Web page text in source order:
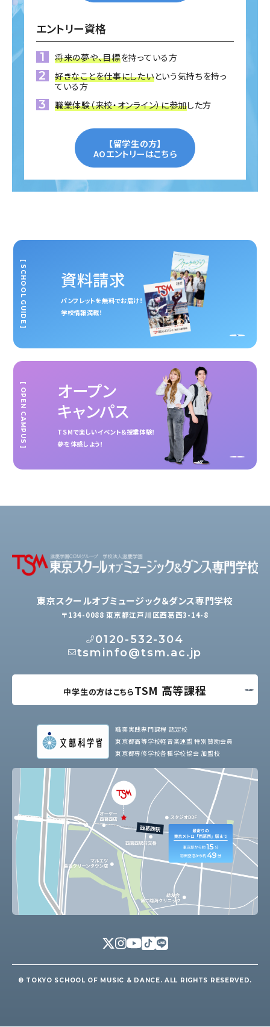
エントリー資格
将来の夢や、目標を持っている方
好きなことを仕事にしたいという気持ちを持っ
ている方
職業体験（来校・オンライン）に参加した方
【留学生の方】
AOエントリーはこちら
資料請求
パンフレットを無料でお届け！
学校情報満載！
[ SCHOOL GUIDE ]
オープン
キャンパス
TSMで楽しいイベント＆授業体験！
夢を体感しよう！
[ OPEN CAMPUS ]
東京スクールオブミュージック＆ダンス専門学校
〒134-0088 東京都江戸川区西葛西3-14-8
0120-532-304
tsminfo@tsm.ac.jp
中学生の方はこちらTSM 高等課程
職業実践専門課程 認定校
東京都高等学校軽音楽連盟 特別賛助会員
東京都専修学校各種学校協会 加盟校
© TOKYO SCHOOL OF MUSIC & DANCE. ALL RIGHTS RESERVED.